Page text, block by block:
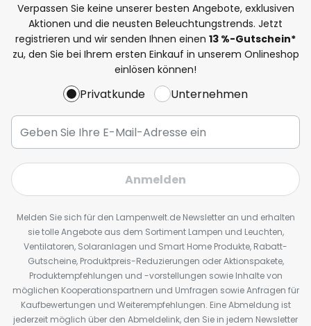
Verpassen Sie keine unserer besten Angebote, exklusiven
Aktionen und die neusten Beleuchtungstrends. Jetzt
registrieren und wir senden Ihnen einen 13 %-Gutschein*
zu, den Sie bei Ihrem ersten Einkauf in unserem Onlineshop
einlösen können!
Privatkunde Unternehmen
Anmelden
Melden Sie sich für den Lampenwelt.de Newsletter an und erhalten
sie tolle Angebote aus dem Sortiment Lampen und Leuchten,
Ventilatoren, Solaranlagen und Smart Home Produkte, Rabatt-
Gutscheine, Produktpreis-Reduzierungen oder Aktionspakete,
Produktempfehlungen und -vorstellungen sowie Inhalte von
möglichen Kooperationspartnern und Umfragen sowie Anfragen für
Kaufbewertungen und Weiterempfehlungen. Eine Abmeldung ist
jederzeit möglich über den Abmeldelink, den Sie in jedem Newsletter